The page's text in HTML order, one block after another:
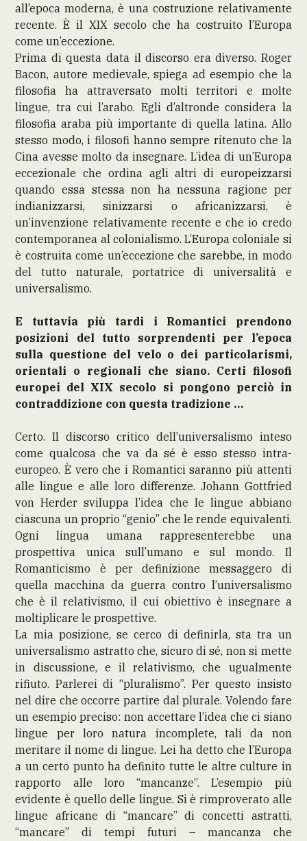
all’epoca moderna, è una costruzione relativamente
recente. È il XIX secolo che ha costruito l’Europa
come un’eccezione.
Prima di questa data il discorso era diverso. Roger
Bacon, autore medievale, spiega ad esempio che la
filosofia ha attraversato molti territori e molte
lingue, tra cui l’arabo. Egli d’altronde considera la
filosofia araba più importante di quella latina. Allo
stesso modo, i filosofi hanno sempre ritenuto che la
Cina avesse molto da insegnare. L’idea di un’Europa
eccezionale che ordina agli altri di europeizzarsi
quando essa stessa non ha nessuna ragione per
indianizzarsi, sinizzarsi o africanizzarsi, è
un’invenzione relativamente recente e che io credo
contemporanea al colonialismo. L’Europa coloniale si
è costruita come un’eccezione che sarebbe, in modo
del tutto naturale, portatrice di universalità e
universalismo.
E tuttavia più tardi i Romantici prendono
posizioni del tutto sorprendenti per l’epoca
sulla questione del velo o dei particolarismi,
orientali o regionali che siano. Certi filosofi
europei del XIX secolo si pongono perciò in
contraddizione con questa tradizione …
Certo. Il discorso critico dell’universalismo inteso
come qualcosa che va da sé è esso stesso intra-
europeo. È vero che i Romantici saranno più attenti
alle lingue e alle loro differenze. Johann Gottfried
von Herder sviluppa l’idea che le lingue abbiano
ciascuna un proprio “genio” che le rende equivalenti.
Ogni lingua umana rappresenterebbe una
prospettiva unica sull’umano e sul mondo. Il
Romanticismo è per definizione messaggero di
quella macchina da guerra contro l’universalismo
che è il relativismo, il cui obiettivo è insegnare a
moltiplicare le prospettive.
La mia posizione, se cerco di definirla, sta tra un
universalismo astratto che, sicuro di sé, non si mette
in discussione, e il relativismo, che ugualmente
rifiuto. Parlerei di “pluralismo”. Per questo insisto
nel dire che occorre partire dal plurale. Volendo fare
un esempio preciso: non accettare l’idea che ci siano
lingue per loro natura incomplete, tali da non
meritare il nome di lingue. Lei ha detto che l’Europa
a un certo punto ha definito tutte le altre culture in
rapporto alle loro “mancanze”. L’esempio più
evidente è quello delle lingue. Si è rimproverato alle
lingue africane di “mancare” di concetti astratti,
“mancare” di tempi futuri – mancanza che